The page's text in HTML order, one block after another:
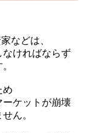
などは、
なければならず
め
ーケットが崩壊
ん。